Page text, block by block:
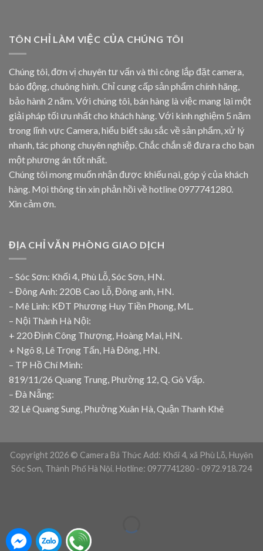
TÔN CHỈ LÀM VIỆC CỦA CHÚNG TÔI
Chúng tôi, đơn vị chuyên tư vấn và thi công lắp đặt camera,
báo động, chuông hình. Chỉ cung cấp sản phẩm chính hãng,
bảo hành 2 năm. Với chúng tôi, bán hàng là việc mang lại một
giải pháp tối ưu nhất cho khách hàng. Với kinh nghiệm 5 năm
trong lĩnh vực Camera, hiểu biết sâu sắc về sản phẩm, xử lý
nhanh, tác phong chuyên nghiệp. Chắc chắn sẽ đưa ra cho bạn
một phương án tốt nhất.
Chúng tôi mong muốn nhận được khiếu nại, góp ý của khách
hàng. Mọi thông tin xin phản hồi về hotline0977741280.
Xin cảm ơn.
ĐỊA CHỈ VĂN PHÒNG GIAO DỊCH
– Sóc Sơn: Khối 4, Phù Lỗ, Sóc Sơn, HN.
– Đông Anh: 220B Cao Lỗ, Đông anh, HN.
– Mê Linh: KĐT Phương Huy Tiền Phong, ML.
– Nội Thành Hà Nội:
+ 220 Định Công Thượng, Hoàng Mai, HN.
+ Ngõ 8, Lê Trọng Tấn, Hà Đông, HN.
– TP Hồ Chí Minh:
819/11/26 Quang Trung, Phường 12, Q. Gò Vấp.
– Đà Nẵng:
32 Lê Quang Sung, Phường Xuân Hà, Quận Thanh Khê
Copyright 2026 © Camera Bá Thức Add: Khối 4, xã Phù Lỗ, Huyện
Sóc Sơn, Thành Phố Hà Nội. Hotline: 0977741280 - 0972.918.724